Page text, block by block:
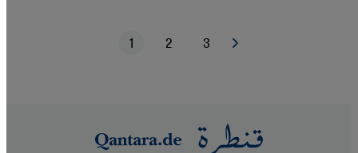
Aktuelle Seite
1
Seite
2
Seite
3 Nächste Seite